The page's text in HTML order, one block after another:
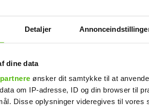
Detaljer
dine data
ønsker dit samtykke til at
om IP-adresse, ID og din browser til
Disse oplysninger videregives til vores